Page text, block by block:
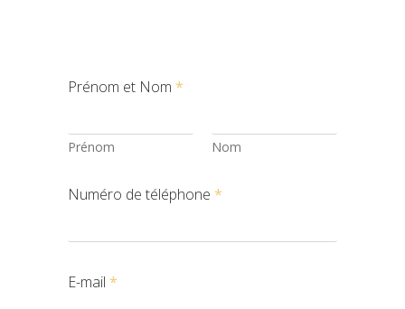
Prénom et Nom *
Prénom Nom
Numéro de téléphone *
E-mail *